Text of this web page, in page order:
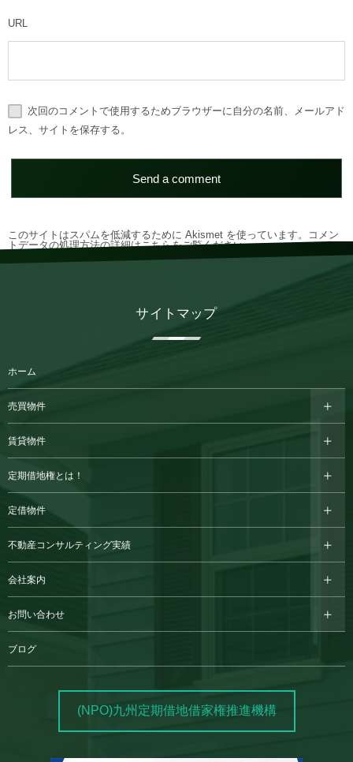
URL
次回のコメントで使用するためブラウザーに自分の名前、メールアド
レス、サイトを保存する。
このサイトはスパムを低減するために Akismet を使っています。
コメン
トデータの処理方法の詳細はこちらをご覧ください。
サイトマップ
ホーム
売買物件
賃貸物件
定期借地権とは！
定借物件
不動産コンサルティング実績
会社案内
お問い合わせ
ブログ
(NPO)九州定期借地借家権推進機構